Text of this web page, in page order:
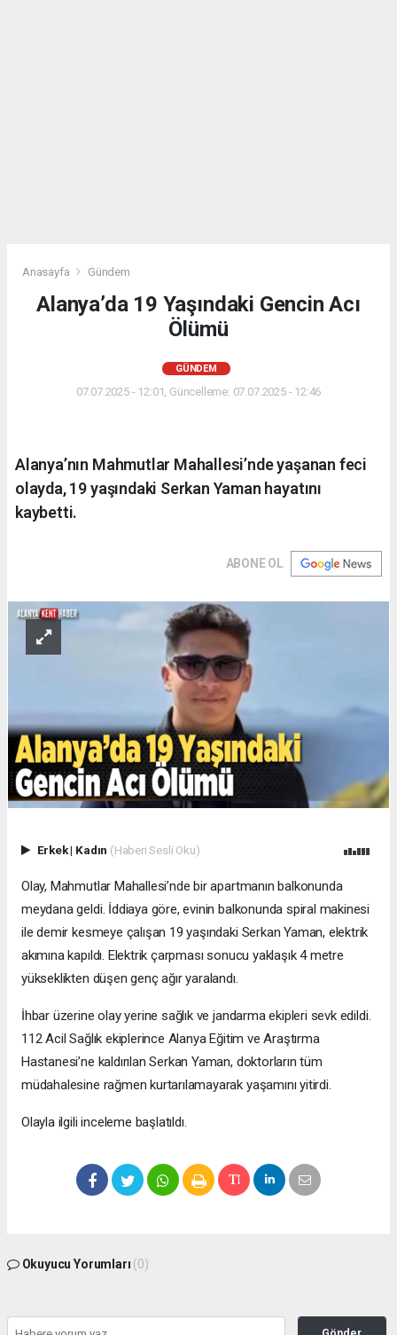
Anasayfa Gündem
Alanya’da 19 Yaşındaki Gencin Acı
Ölümü
GÜNDEM
07.07.2025 - 12:01, Güncelleme: 07.07.2025 - 12:46
Alanya’nın Mahmutlar Mahallesi’nde yaşanan feci
olayda, 19 yaşındaki Serkan Yaman hayatını
kaybetti.
ABONE OL
Erkek| Kadın (Haberi Sesli Oku)
Olay, Mahmutlar Mahallesi’nde bir apartmanın balkonunda
meydana geldi. İddiaya göre, evinin balkonunda spiral makinesi
ile demir kesmeye çalışan 19 yaşındaki Serkan Yaman, elektrik
akımına kapıldı. Elektrik çarpması sonucu yaklaşık 4 metre
yükseklikten düşen genç ağır yaralandı.
İhbar üzerine olay yerine sağlık ve jandarma ekipleri sevk edildi.
112 Acil Sağlık ekiplerince Alanya Eğitim ve Araştırma
Hastanesi’ne kaldırılan Serkan Yaman, doktorların tüm
müdahalesine rağmen kurtarılamayarak yaşamını yitirdi.
Olayla ilgili inceleme başlatıldı.
Okuyucu Yorumları (0)